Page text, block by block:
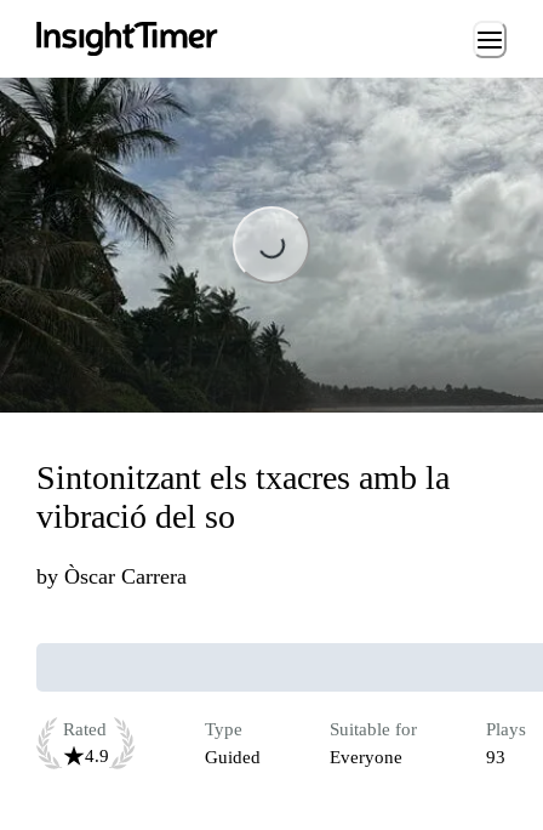
Loading...
Loading...
Sintonitzant els txacres amb la
vibració del so
by Òscar Carrera
Rated
4.9
Type
Guided
Suitable for
Everyone
Plays
93